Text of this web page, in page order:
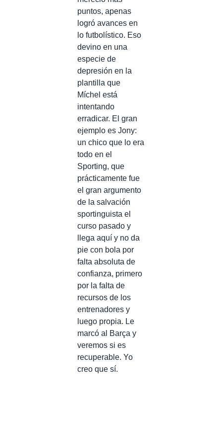
puntos, apenas
logró avances en
lo futbolístico. Eso
devino en una
especie de
depresión en la
plantilla que
Míchel está
intentando
erradicar. El gran
ejemplo es Jony:
un chico que lo era
todo en el
Sporting, que
prácticamente fue
el gran argumento
de la salvación
sportinguista el
curso pasado y
llega aquí y no da
pie con bola por
falta absoluta de
confianza, primero
por la falta de
recursos de los
entrenadores y
luego propia. Le
marcó al Barça y
veremos si es
recuperable. Yo
creo que sí.